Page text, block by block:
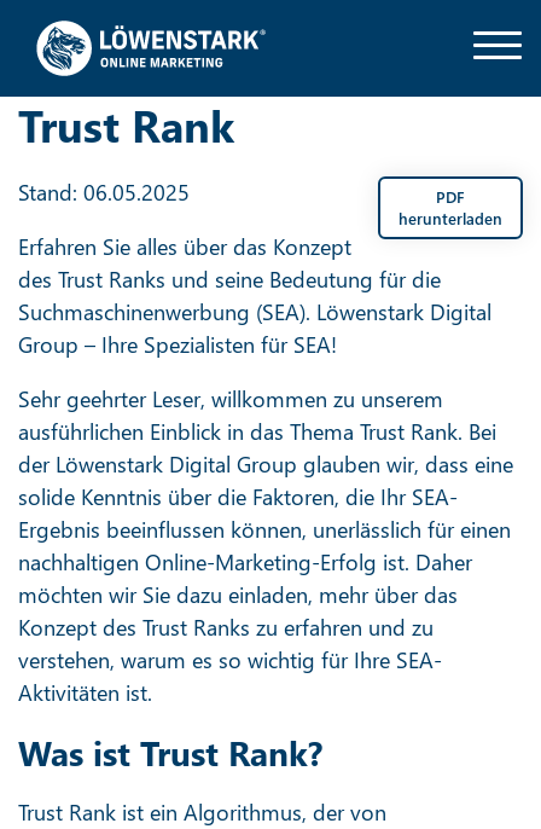
Trust Rank
PDF
herunterladen
Stand: 06.05.2025
Erfahren Sie alles über das Konzept
des Trust Ranks und seine Bedeutung für die
Suchmaschinenwerbung (SEA). Löwenstark Digital
Group – Ihre Spezialisten für SEA!
Sehr geehrter Leser, willkommen zu unserem
ausführlichen Einblick in das Thema Trust Rank. Bei
der Löwenstark Digital Group glauben wir, dass eine
solide Kenntnis über die Faktoren, die Ihr SEA-
Ergebnis beeinflussen können, unerlässlich für einen
nachhaltigen Online-Marketing-Erfolg ist. Daher
möchten wir Sie dazu einladen, mehr über das
Konzept des Trust Ranks zu erfahren und zu
verstehen, warum es so wichtig für Ihre SEA-
Aktivitäten ist.
Was ist Trust Rank?
Trust Rank ist ein Algorithmus, der von